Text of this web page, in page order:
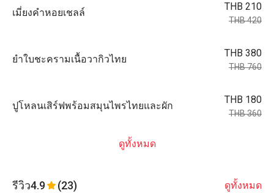
เมี่ยงคำหอยเชลล์
THB 210
THB 420
ยำใบชะครามเนื้อวากิวไทย
THB 380
THB 760
ปูโหลนเสิร์ฟพร้อมสมุนไพรไทยและผัก
THB 180
THB 360
ดูทั้งหมด
รีวิว4.9 (23) ดูทั้งหมด